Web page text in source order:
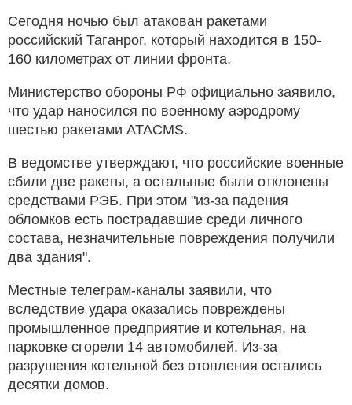
Сегодня ночью был атакован ракетами
российский Таганрог, который находится в 150-
160 километрах от линии фронта.
Министерство обороны РФ официально заявило,
что удар наносился по военному аэродрому
шестью ракетами ATACMS.
В ведомстве утверждают, что российские военные
сбили две ракеты, а остальные были отклонены
средствами РЭБ. При этом "из-за падения
обломков есть пострадавшие среди личного
состава, незначительные повреждения получили
два здания".
Местные телеграм-каналы заявили, что
вследствие удара оказались повреждены
промышленное предприятие и котельная, на
парковке сгорели 14 автомобилей. Из-за
разрушения котельной без отопления остались
десятки домов.